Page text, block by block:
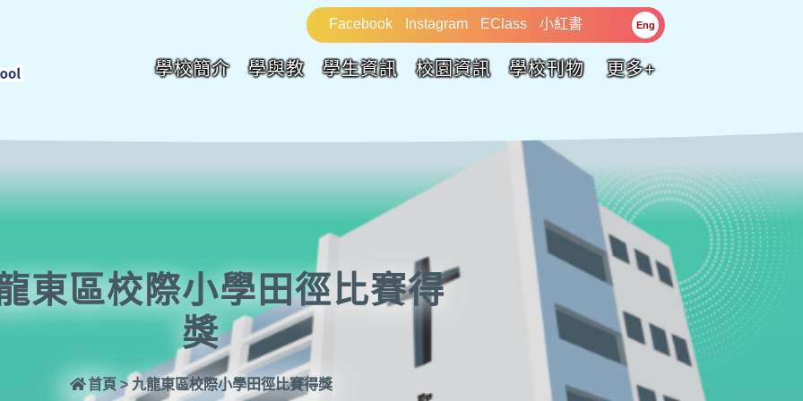
Facebook Instagram EClass 小紅書 Eng
學校簡介 學與教 學生資訊 校園資訊 學校刊物 更多+
東區校際小學田徑比賽得
獎
首頁 > 九龍東區校際小學田徑比賽得獎